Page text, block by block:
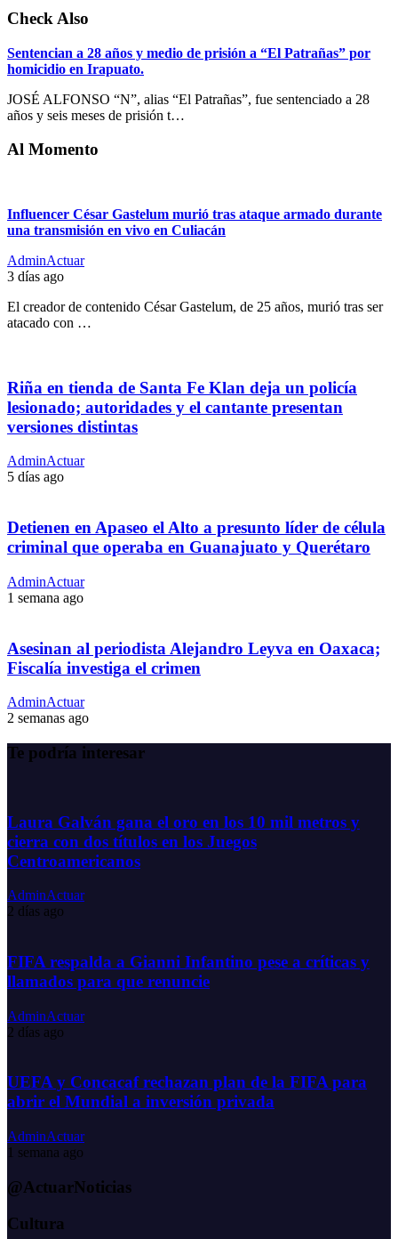
Check Also
Sentencian a 28 años y medio de prisión a “El Patrañas” por
homicidio en Irapuato.
JOSÉ ALFONSO “N”, alias “El Patrañas”, fue sentenciado a 28
años y seis meses de prisión t…
Al Momento
Influencer César Gastelum murió tras ataque armado durante
una transmisión en vivo en Culiacán
AdminActuar
3 días ago
El creador de contenido César Gastelum, de 25 años, murió tras ser
atacado con …
Riña en tienda de Santa Fe Klan deja un policía
lesionado; autoridades y el cantante presentan
versiones distintas
AdminActuar
5 días ago
Detienen en Apaseo el Alto a presunto líder de célula
criminal que operaba en Guanajuato y Querétaro
AdminActuar
1 semana ago
Asesinan al periodista Alejandro Leyva en Oaxaca;
Fiscalía investiga el crimen
AdminActuar
2 semanas ago
Te podría interesar
Laura Galván gana el oro en los 10 mil metros y
cierra con dos títulos en los Juegos
Centroamericanos
AdminActuar
2 días ago
FIFA respalda a Gianni Infantino pese a críticas y
llamados para que renuncie
AdminActuar
2 días ago
UEFA y Concacaf rechazan plan de la FIFA para
abrir el Mundial a inversión privada
AdminActuar
1 semana ago
@ActuarNoticias
Cultura